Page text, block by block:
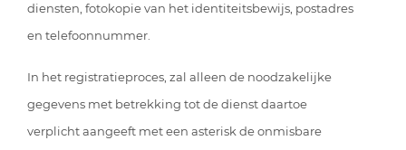
diensten, fotokopie van het identiteitsbewijs, postadres
en telefoonnummer.
In het registratieproces, zal alleen de noodzakelijke
gegevens met betrekking tot de dienst daartoe
verplicht aangeeft met een asterisk de onmisbare